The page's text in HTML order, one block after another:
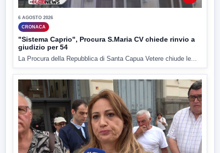
6 AGOSTO 2026
CRONACA
"Sistema Caprio", Procura S.Maria CV chiede rinvio a
giudizio per 54
La Procura della Repubblica di Santa Capua Vetere chiude le...